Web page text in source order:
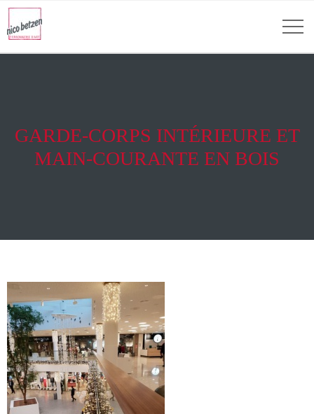
GARDE-CORPS INTÉRIEURE ET
MAIN-COURANTE EN BOIS